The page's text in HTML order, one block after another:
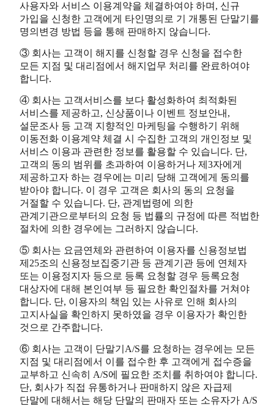
사용자와 서비스 이용계약을 체결하여야 하며, 신규
가입을 신청한 고객에게 타인명의로 기 개통된 단말기를
명의변경 방법 등을 통해 판매하지 않습니다.
③ 회사는 고객이 해지를 신청할 경우 신청을 접수한
모든 지점 및 대리점에서 해지업무 처리를 완료하여야
합니다.
④ 회사는 고객서비스를 보다 활성화하여 최적화된
서비스를 제공하고, 신상품이나 이벤트 정보안내,
설문조사 등 고객 지향적인 마케팅을 수행하기 위해
이동전화 이용계약 체결 시 수집한 고객의 개인정보 및
서비스 이용과 관련한 정보를 활용할 수 있습니다. 단,
고객의 동의 범위를 초과하여 이용하거나 제3자에게
제공하고자 하는 경우에는 미리 당해 고객에게 동의를
받아야 합니다. 이 경우 고객은 회사의 동의 요청을
거절할 수 있습니다. 단, 관계법령에 의한
관계기관으로부터의 요청 등 법률의 규정에 따른 적법한
절차에 의한 경우에는 그러하지 않습니다.
⑤ 회사는 요금연체와 관련하여 이용자를 신용정보법
제25조의 신용정보집중기관 등 관계기관 등에 연체자
또는 이용정지자 등으로 등록 요청할 경우 등록요청
대상자에 대해 본인여부 등 필요한 확인절차를 거쳐야
합니다. 단, 이용자의 책임 있는 사유로 인해 회사의
고지사실을 확인하지 못하였을 경우 이용자가 확인한
것으로 간주합니다.
⑥ 회사는 고객이 단말기A/S를 요청하는 경우에는 모든
지점 및 대리점에서 이를 접수한 후 고객에게 접수증을
교부하고 신속히 A/S에 필요한 조치를 취하여야 합니다.
단, 회사가 직접 유통하거나 판매하지 않은 자급제
단말에 대해서는 해당 단말의 판매자 또는 소유자가 A/S